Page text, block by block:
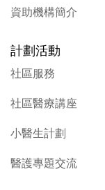
資助機構簡介
計劃活動
社區服務
社區醫療講座
小醫生計劃
醫護專題交流